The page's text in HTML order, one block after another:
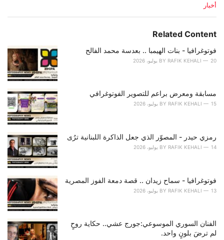
C
e
o
r
:
أخبار
Related Content
فوتوغرافيا - بنات الهيمبا .. بعدسة محمد الفالح
BY RAFIK KEHALI 20 يوليو، 2026
مسابقة ومعرض براعم للتصوير الفوتوغرافي
BY RAFIK KEHALI 15 يوليو، 2026
رمزي حيدر - المصوّر الذي جعل الذاكرة اللبنانية ترُى
BY RAFIK KEHALI 14 يوليو، 2026
فوتوغرافيا - سماح زيدان .. قصة دمعة الفوز المصرية
BY RAFIK KEHALI 13 يوليو، 2026
الفنان السوري الموسوعي:جورج عشي.. حكاية روحٍ
لم ترضَ بلونٍ واحد.